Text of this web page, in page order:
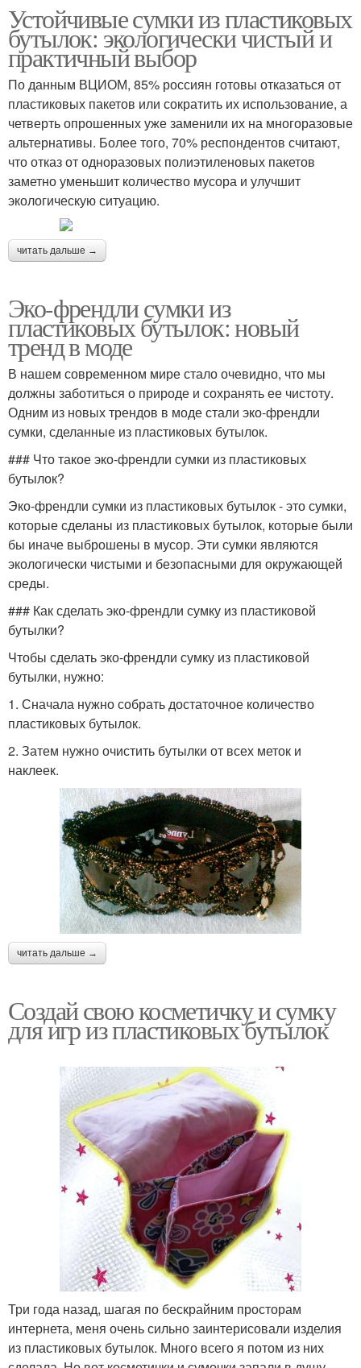
Устойчивые сумки из пластиковых
бутылок: экологически чистый и
практичный выбор
По данным ВЦИОМ, 85% россиян готовы отказаться от
пластиковых пакетов или сократить их использование, а
четверть опрошенных уже заменили их на многоразовые
альтернативы. Более того, 70% респондентов считают,
что отказ от одноразовых полиэтиленовых пакетов
заметно уменьшит количество мусора и улучшит
экологическую ситуацию.
читать дальше →
Эко-френдли сумки из
пластиковых бутылок: новый
тренд в моде
В нашем современном мире стало очевидно, что мы
должны заботиться о природе и сохранять ее чистоту.
Одним из новых трендов в моде стали эко-френдли
сумки, сделанные из пластиковых бутылок.
### Что такое эко-френдли сумки из пластиковых
бутылок?
Эко-френдли сумки из пластиковых бутылок - это сумки,
которые сделаны из пластиковых бутылок, которые были
бы иначе выброшены в мусор. Эти сумки являются
экологически чистыми и безопасными для окружающей
среды.
### Как сделать эко-френдли сумку из пластиковой
бутылки?
Чтобы сделать эко-френдли сумку из пластиковой
бутылки, нужно:
1. Сначала нужно собрать достаточное количество
пластиковых бутылок.
2. Затем нужно очистить бутылки от всех меток и
наклеек.
читать дальше →
Создай свою косметичку и сумку
для игр из пластиковых бутылок
Три года назад, шагая по бескрайним просторам
интернета, меня очень сильно заинтерисовали изделия
из пластиковых бутылок. Много всего я потом из них